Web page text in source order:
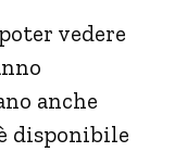
vedere
anche
disponibile